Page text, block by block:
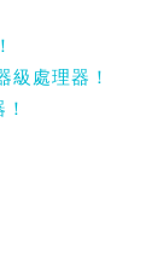
級處理器！